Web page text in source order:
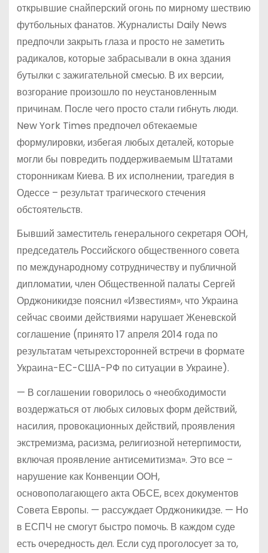
открывшие снайперский огонь по мирному шествию
футбольных фанатов. Журналисты Daily News
предпочли закрыть глаза и просто не заметить
радикалов, которые забрасывали в окна здания
бутылки с зажигательной смесью. В их версии,
возгорание произошло по неустановленным
причинам. После чего просто стали гибнуть люди.
New York Times предпочел обтекаемые
формулировки, избегая любых деталей, которые
могли бы повредить поддерживаемым Штатами
сторонникам Киева. В их исполнении, трагедия в
Одессе – результат трагического стечения
обстоятельств.
Бывший заместитель генерального секретаря ООН,
председатель Российского общественного совета
по международному сотрудничеству и публичной
дипломатии, член Общественной палаты Сергей
Орджоникидзе пояснил «Известиям», что Украина
сейчас своими действиями нарушает Женевской
соглашение (принято 17 апреля 2014 года по
результатам четырехсторонней встречи в формате
Украина-ЕС-США-РФ по ситуации в Украине).
— В соглашении говорилось о «необходимости
воздержаться от любых силовых форм действий,
насилия, провокационных действий, проявления
экстремизма, расизма, религиозной нетерпимости,
включая проявление антисемитизма». Это все –
нарушение как Конвенции ООН,
основополагающего акта ОБСЕ, всех документов
Совета Европы. — рассуждает Орджоникидзе. — Но
в ЕСПЧ не смогут быстро помочь. В каждом суде
есть очередность дел. Если суд проголосует за то,